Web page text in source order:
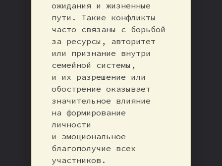
ожидания и жизненные
пути. Такие конфликты
часто связаны с борьбой
за ресурсы, авторитет
или признание внутри
семейной системы,
и их разрешение или
обострение оказывает
значительное влияние
на формирование
личности
и эмоциональное
благополучие всех
участников.